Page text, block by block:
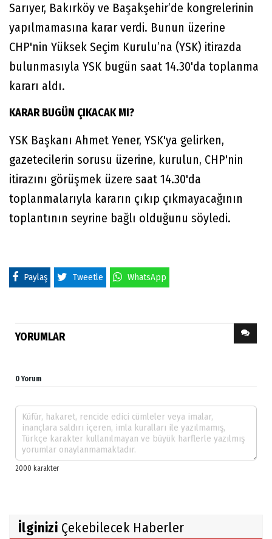
Sarıyer, Bakırköy ve Başakşehir’de kongrelerinin
yapılmamasına karar verdi. Bunun üzerine
CHP'nin Yüksek Seçim Kurulu’na (YSK) itirazda
bulunmasıyla YSK bugün saat 14.30'da toplanma
kararı aldı.
KARAR BUGÜN ÇIKACAK MI?
YSK Başkanı Ahmet Yener, YSK'ya gelirken,
gazetecilerin sorusu üzerine, kurulun, CHP'nin
itirazını görüşmek üzere saat 14.30'da
toplanmalarıyla kararın çıkıp çıkmayacağının
toplantının seyrine bağlı olduğunu söyledi.
Paylaş Tweetle WhatsApp
YORUMLAR
0 Yorum
İlginizi Çekebilecek Haberler